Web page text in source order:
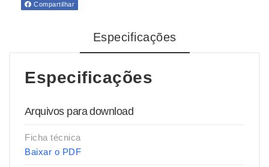
Compartilhar
Especificações
Especificações
Arquivos para download
Ficha técnica
Baixar o PDF